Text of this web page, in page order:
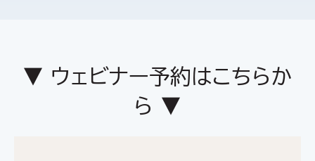
▼ ウェビナー予約はこちらか
ら ▼